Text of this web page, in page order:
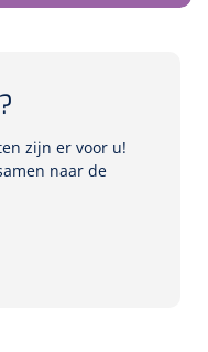
zijn er voor u!
naar de